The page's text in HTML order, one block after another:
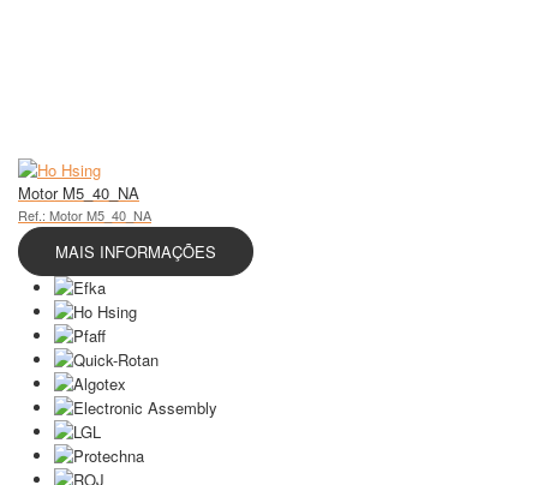
Motor M5_40_NA
Ref.: Motor M5_40_NA
MAIS INFORMAÇÕES